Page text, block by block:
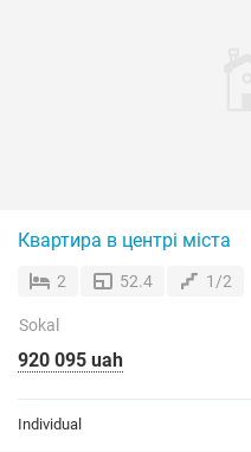
Квартира в центрі міста
2 52.4 1/2
Sokal
920 095 uah
Individual